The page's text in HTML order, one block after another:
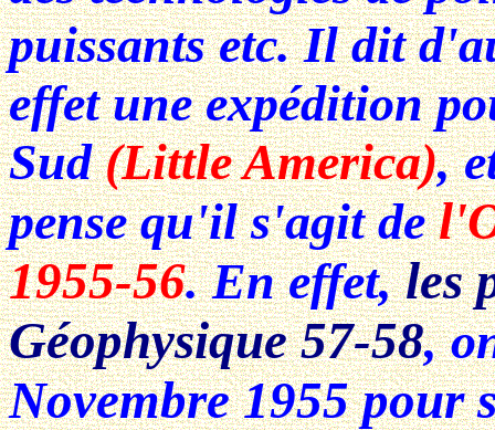
puissants etc. Il dit
effet une expédition
Sud(Little America),
pense qu'il s'agit de
1955-56. En effet,les
Géophysique 57-58,
Novembre 1955 pour